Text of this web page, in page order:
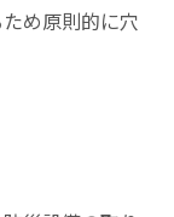
め原則的に穴